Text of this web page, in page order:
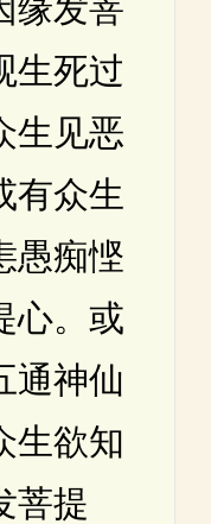
缘发菩
生死过
生见恶
有众生
愚痴悭
心。或
通神仙
生欲知
菩提